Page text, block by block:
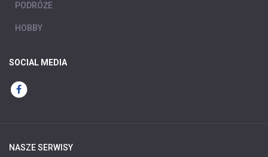
PODRÓŻE
HOBBY
SOCIAL MEDIA
NASZE SERWISY